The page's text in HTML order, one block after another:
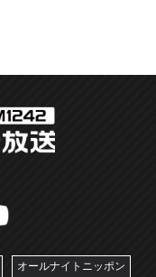
オールナイトニッポン